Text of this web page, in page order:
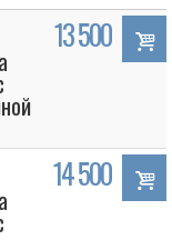
13 500
14 500